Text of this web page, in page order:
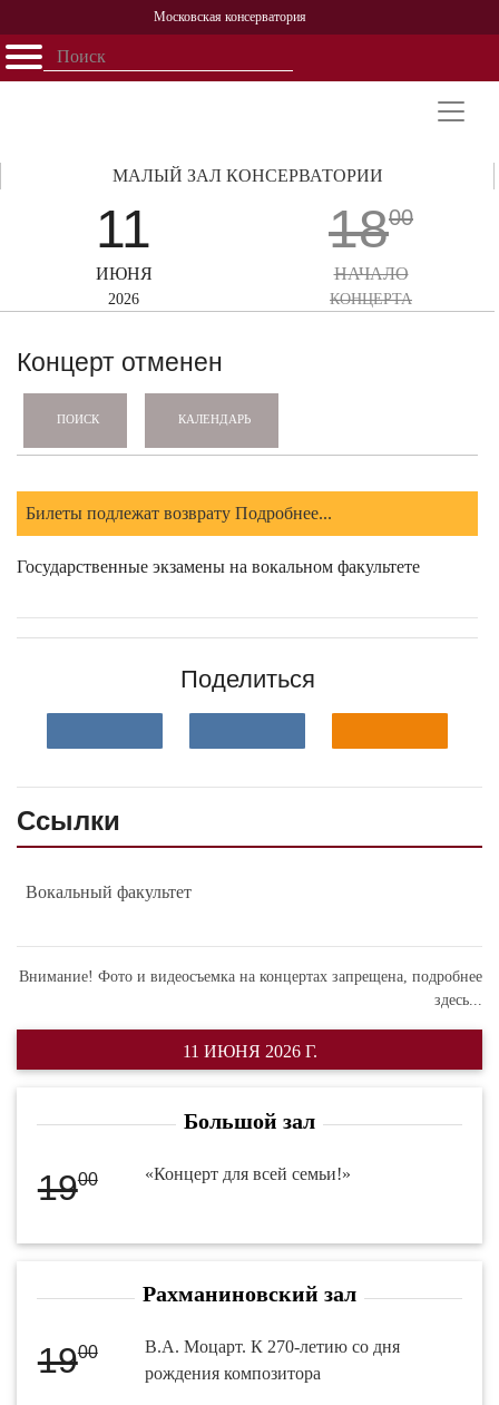
Московская консерватория
Открыть - закрыть
Персоналии
История
11
ИЮНЯ
2026
МАЛЫЙ ЗАЛ КОНСЕРВАТОРИИ
1800
НАЧАЛО
КОНЦЕРТА
Концерт отменен
ПОИСК КАЛЕНДАРЬ
Билеты подлежат возврату Подробнее...
Государственные экзамены на вокальном факультете
Поделиться
Ссылки
Вокальный факультет
Внимание! Фото и видеосъемка на концертах запрещена, подробнее
здесь...
11 ИЮНЯ 2026 Г.
Большой зал
1900 «Концерт для всей семьи!»
Рахманиновский зал
1900
В.А. Моцарт. К 270-летию со дня
рождения композитора